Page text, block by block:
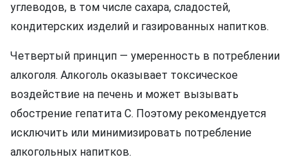
углеводов, в том числе сахара, сладостей,
кондитерских изделий и газированных напитков.
Четвертый принцип — умеренность в потреблении
алкоголя. Алкоголь оказывает токсическое
воздействие на печень и может вызывать
обострение гепатита C. Поэтому рекомендуется
исключить или минимизировать потребление
алкогольных напитков.